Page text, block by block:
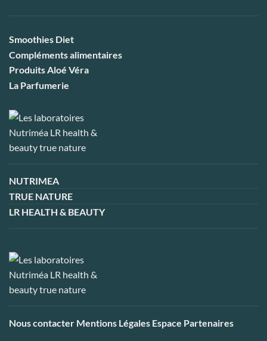
Smoothies Diet
Compléments alimentaires
Produits Aloé Véra
La Parfumerie
NUTRIMEA
TRUE NATURE
LR HEALTH & BEAUTY
Nous contacter Mentions Légales Espace Partenaires